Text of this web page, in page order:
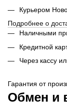
Курьером
Подробнее о
Наличными
Кредитной
Через кассу
Гарантия от
Обмен и